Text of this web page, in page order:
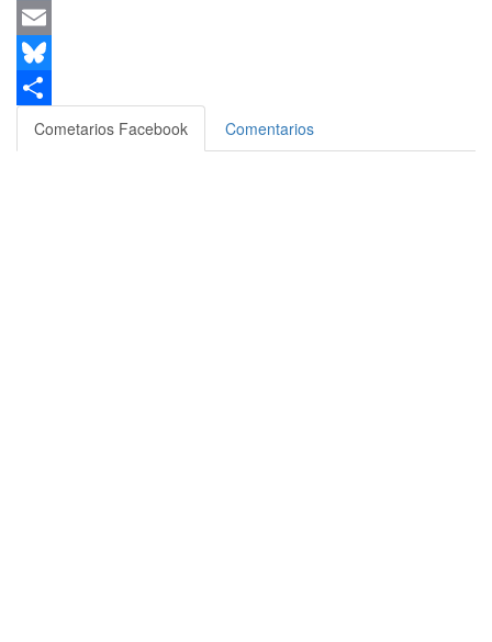
Messenger
Email
Bluesky
Compartir
Cometarios Facebook Comentarios